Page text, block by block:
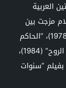
العربية
مزجت بين
الكوميديا والفانتازيا، من أبرزها: “القنفودي” (1978)، “الحاكم
العام” (1980)، “إبراهيم ياش” (1984)، “نهيق الروح” (1984)،
بفيلم “سنوات